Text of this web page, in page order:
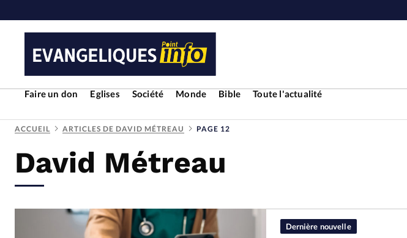
Faire un don Eglises Société Monde Bible
Toute l'actualité
RUBRIQUES
Toute l'actualité
Economie
Eglises Histoire
Laicité
ACCUEIL ARTICLES DE DAVID MÉTREAU PAGE 12
David Métreau
Dernière nouvelle